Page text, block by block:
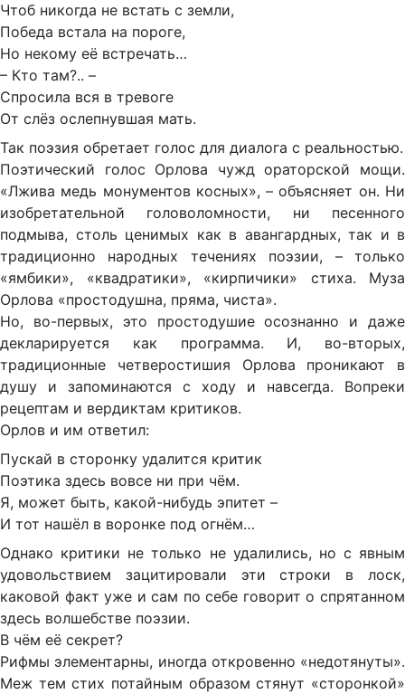
Чтоб никогда не встать с земли,
Победа встала на пороге,
Но некому её встречать…
– Кто там?.. –
Спросила вся в тревоге
От слёз ослепнувшая мать.
Так поэзия обретает голос для диалога с реальностью.
Поэтический голос Орлова чужд ораторской мощи.
«Лжива медь монументов косных», – объясняет он. Ни
изобретательной головоломности, ни песенного
подмыва, столь ценимых как в авангардных, так и в
традиционно народных течениях поэзии, – только
«ямбики», «квадратики», «кирпичики» стиха. Муза
Орлова «простодушна, пряма, чиста».
Но, во-первых, это простодушие осознанно и даже
декларируется как программа. И, во-вторых,
традиционные четверостишия Орлова проникают в
душу и запоминаются с ходу и навсегда. Вопреки
рецептам и вердиктам критиков.
Орлов и им ответил:
Пускай в сторонку удалится критик
Поэтика здесь вовсе ни при чём.
Я, может быть, какой-нибудь эпитет –
И тот нашёл в воронке под огнём…
Однако критики не только не удалились, но с явным
удовольствием зацитировали эти строки в лоск,
каковой факт уже и сам по себе говорит о спрятанном
здесь волшебстве поэзии.
В чём её секрет?
Рифмы элементарны, иногда откровенно «недотянуты».
Меж тем стих потайным образом стянут «сторонкой»